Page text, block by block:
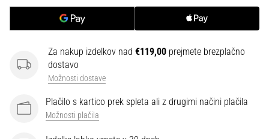
6. 8. 2026
7 min. branja
Tekaško
Vzroki,
zdravljenje
Za nakup izdelkov nad €119,00 prejmete brezplačno
dostavo
Možnosti dostave
Plačilo s kartico prek spleta ali z drugimi načini plačila
Možnosti plačila